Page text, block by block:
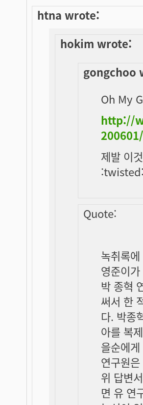
htna wrote:
hokim wrote:
gongchoo
Oh My
http://
제발 이
Quote:
녹취록
영준이
박 종혁
써서 한
다. 박종
아를 복
을순에
연구원
위 답변
면 유 연